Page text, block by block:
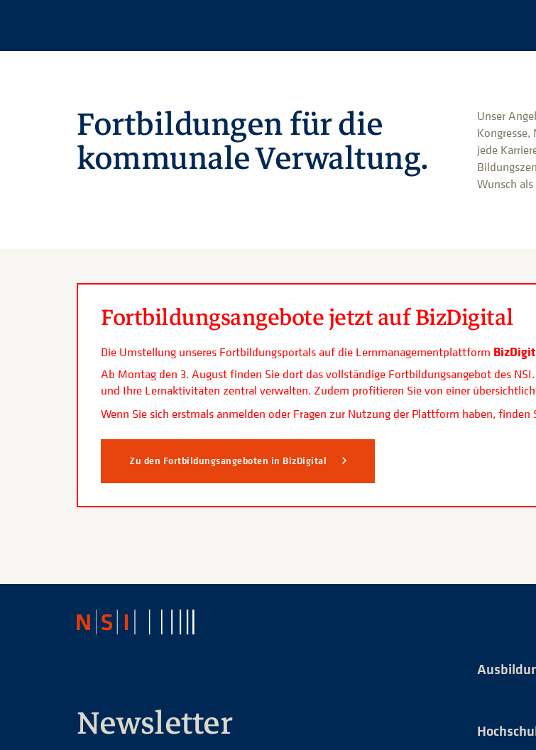
Fortbildungen für die
kommunale Verwaltung.
Unser
jede
Wunsch
Fortbildungsangebote jetzt auf BizDigital
Die Umstellung unseres Fortbildungsportals auf die Lernmanagementplattform
Ab Montag den 3. August finden Sie dort das vollständige Fortbildungsangebot des
und Ihre Lernaktivitäten zentral verwalten. Zudem profitieren Sie von einer
Wenn Sie sich erstmals anmelden oder Fragen zur Nutzung der Plattform haben,
Zu den Fortbildungsangeboten in BizDigital
Newsletter